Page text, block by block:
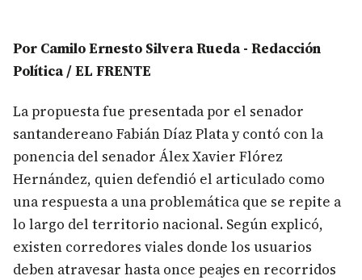
Por Camilo Ernesto Silvera Rueda - Redacción
Política / EL FRENTE
La propuesta fue presentada por el senador
santandereano Fabián Díaz Plata y contó con la
ponencia del senador Álex Xavier Flórez
Hernández, quien defendió el articulado como
una respuesta a una problemática que se repite a
lo largo del territorio nacional. Según explicó,
existen corredores viales donde los usuarios
deben atravesar hasta once peajes en recorridos